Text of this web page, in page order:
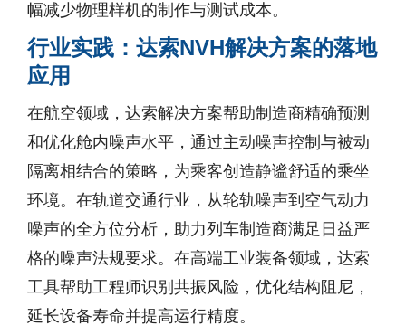
幅减少物理样机的制作与测试成本。
行业实践：达索NVH解决方案的落地
应用
在航空领域，达索解决方案帮助制造商精确预测
和优化舱内噪声水平，通过主动噪声控制与被动
隔离相结合的策略，为乘客创造静谧舒适的乘坐
环境。在轨道交通行业，从轮轨噪声到空气动力
噪声的全方位分析，助力列车制造商满足日益严
格的噪声法规要求。在高端工业装备领域，达索
工具帮助工程师识别共振风险，优化结构阻尼，
延长设备寿命并提高运行精度。